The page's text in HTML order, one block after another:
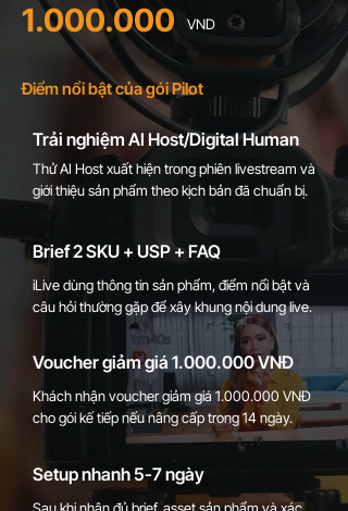
1.000.000 VND
Điểm nổi bật của gói Pilot
Trải nghiệm AI Host/Digital Human
Thử AI Host xuất hiện trong phiên livestream và
giới thiệu sản phẩm theo kịch bản đã chuẩn bị.
Brief 2 SKU + USP + FAQ
iLive dùng thông tin sản phẩm, điểm nổi bật và
câu hỏi thường gặp để xây khung nội dung live.
Voucher giảm giá 1.000.000VNĐ
Khách nhận voucher giảm giá1.000.000 VNĐ
cho gói kế tiếp nếu nâng cấp trong 14 ngày.
Setup nhanh 5-7 ngày